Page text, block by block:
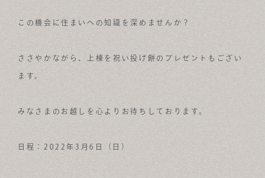
この機会に住まいへの知識を深めませんか？
ささやかながら、上棟を祝い投げ餅のプレゼントもござい
ます。
みなさまのお越しを心よりお待ちしております。
日程：2022年3月6日（日）